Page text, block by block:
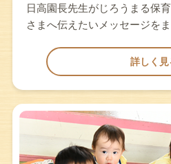
日高園長先生がじろうまる保
さまへ伝えたいメッセージをま
詳しく見